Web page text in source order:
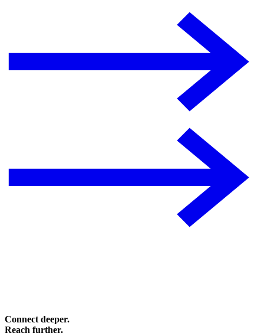
Connect deeper.
Reach further.